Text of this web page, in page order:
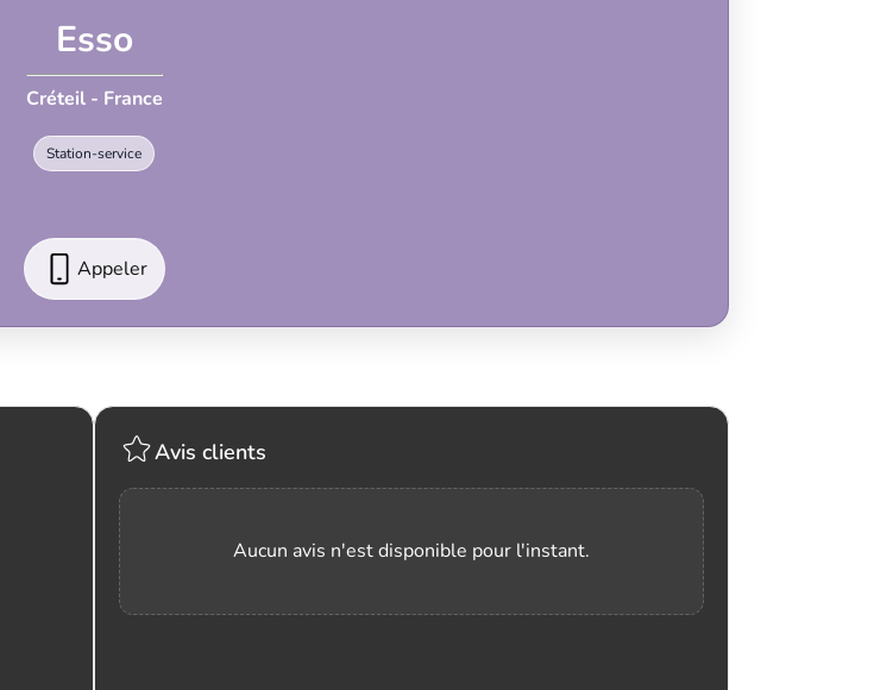
Esso
Créteil - France
Station-service
Appeler
Avis clients
Aucun avis n'est disponible pour l'instant.